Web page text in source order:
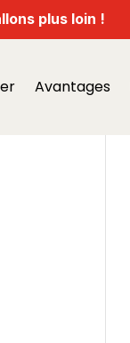
plus loin !
Avantages